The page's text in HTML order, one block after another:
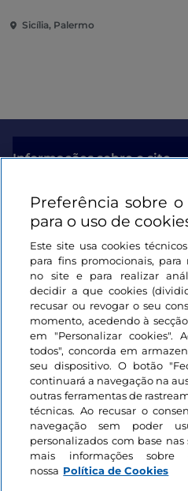
Sicília, Palermo
Informações sobre o site
Ligações úteis
Iniciar sessão
Mantenha-se em contacto
Preferência sobre
para o uso de
Este site usa cookies
para fins promocionais, para
no site e para realizar
decidir a que cookies
recusar ou revogar o seu
momento, acedendo à
em "Personalizar cookies".
todos", concorda em
seu dispositivo. O botão
continuará a navegação na
outras ferramentas de
técnicas. Ao recusar o
navegação sem poder
personalizados com base nas
mais informações sobre
nossa Política de Cookies